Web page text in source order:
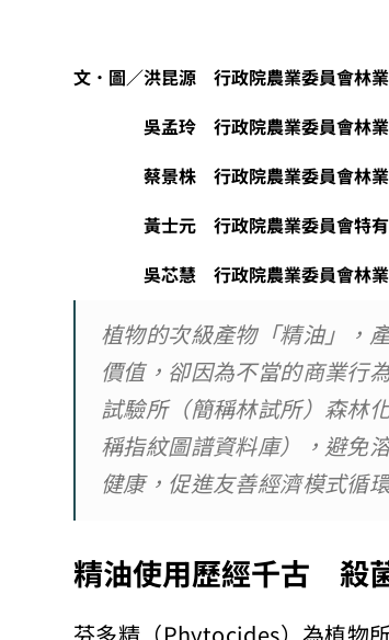
文．圖／洪昆源 行政院農業委員會林
吳孟玲 行政院農業委員會林業
蔡景株 行政院農業委員會林業
黃士元 行政院農業委員會特有
吳芯慧 行政院農業委員會林業
植物的次級產物「精油」，
價值，卻因為不當的商業行
試驗所（簡稱林試所）森林
稱指紋圖譜資料庫），避免
健康，促進友善經濟模式循
精油使用歷經千古 殺